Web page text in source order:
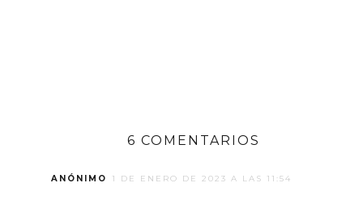
6 COMENTARIOS
ANÓNIMO 1 DE ENERO DE 2023 A LAS 11:54